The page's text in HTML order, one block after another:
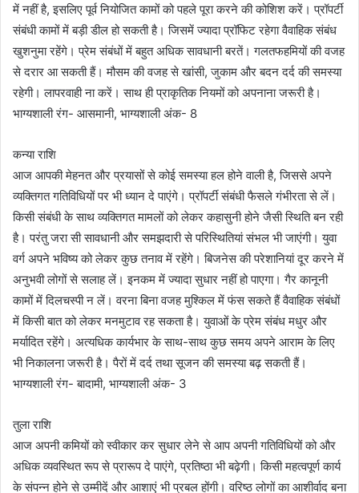
में नहीं है, इसलिए पूर्व नियोजित कामों को पहले पूरा करने की कोशिश करें। प्रॉपर्टी
संबंधी कामों में बड़ी डील हो सकती है। जिसमें ज्यादा प्रॉफिट रहेगा वैवाहिक संबंध
खुशनुमा रहेंगे। प्रेम संबंधों में बहुत अधिक सावधानी बरतें। गलतफहमियों की वजह
से दरार आ सकती हैं। मौसम की वजह से खांसी, जुकाम और बदन दर्द की समस्या
रहेगी। लापरवाही ना करें। साथ ही प्राकृतिक नियमों को अपनाना जरूरी है।
भाग्यशाली रंग- आसमानी, भाग्यशाली अंक- 8
कन्या राशि
आज आपकी मेहनत और प्रयासों से कोई समस्या हल होने वाली है, जिससे अपने
व्यक्तिगत गतिविधियों पर भी ध्यान दे पाएंगे। प्रॉपर्टी संबंधी फैसले गंभीरता से लें।
किसी संबंधी के साथ व्यक्तिगत मामलों को लेकर कहासुनी होने जैसी स्थिति बन रही
है। परंतु जरा सी सावधानी और समझदारी से परिस्थितियां संभल भी जाएंगी। युवा
वर्ग अपने भविष्य को लेकर कुछ तनाव में रहेंगे। बिजनेस की परेशानियां दूर करने में
अनुभवी लोगों से सलाह लें। इनकम में ज्यादा सुधार नहीं हो पाएगा। गैर कानूनी
कामों में दिलचस्पी न लें। वरना बिना वजह मुश्किल में फंस सकते हैं वैवाहिक संबंधों
में किसी बात को लेकर मनमुटाव रह सकता है। युवाओं के प्रेम संबंध मधुर और
मर्यादित रहेंगे। अत्यधिक कार्यभार के साथ-साथ कुछ समय अपने आराम के लिए
भी निकालना जरूरी है। पैरों में दर्द तथा सूजन की समस्या बढ़ सकती हैं।
भाग्यशाली रंग- बादामी, भाग्यशाली अंक- 3
तुला राशि
आज अपनी कमियों को स्वीकार कर सुधार लेने से आप अपनी गतिविधियों को और
अधिक व्यवस्थित रूप से प्रारूप दे पाएंगे, प्रतिष्ठा भी बढ़ेगी। किसी महत्वपूर्ण कार्य
के संपन्न होने से उम्मीदें और आशाएं भी प्रबल होंगी। वरिष्ठ लोगों का आशीर्वाद बना